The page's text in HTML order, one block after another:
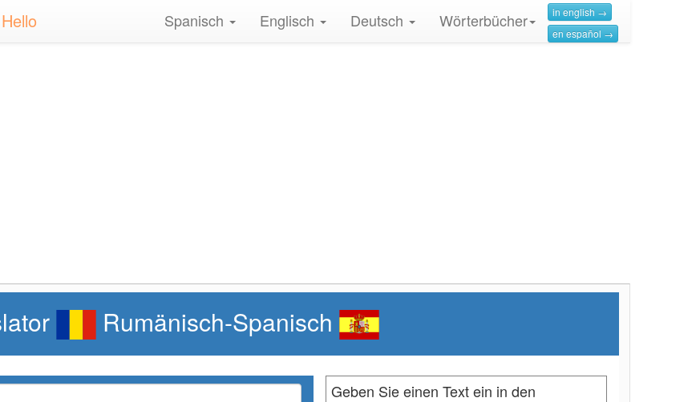
in english →
en español →
Wörterbücher
Deutsch
Englisch
Spanisch
Rumänisch-Spanisch
Geben Sie einen Text ein in den